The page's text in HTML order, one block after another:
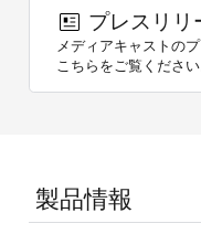
プレスリリ
メディアキャストの
こちらをご覧ください
製品情報